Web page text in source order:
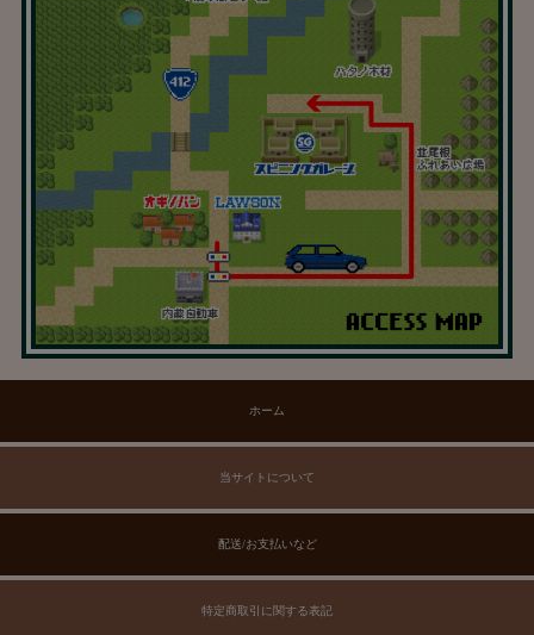
ホーム
当サイトについて
配送/お支払いなど
特定商取引に関する表記